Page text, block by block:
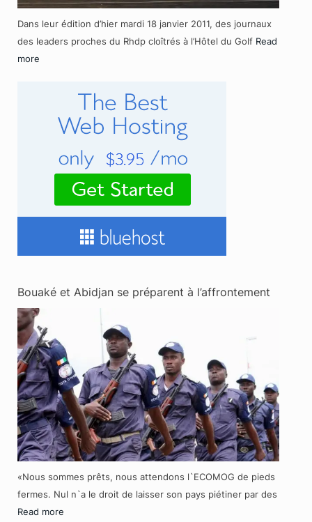
Dans leur édition d’hier mardi 18 janvier 2011, des journaux
des leaders proches du Rhdp cloîtrés à l’Hôtel du Golf Read
more
Bouaké et Abidjan se préparent à l’affrontement
«Nous sommes prêts, nous attendons l`ECOMOG de pieds
fermes. Nul n`a le droit de laisser son pays piétiner par des
Read more